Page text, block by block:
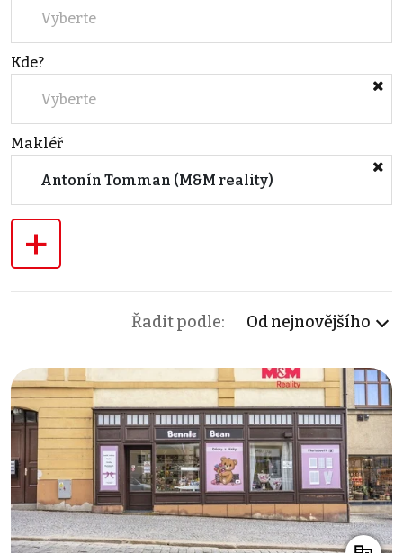
Vyberte
Kde?
Vyberte
Makléř
Antonín Tomman (M&M reality)
+
Řadit podle: Od nejnovějšího